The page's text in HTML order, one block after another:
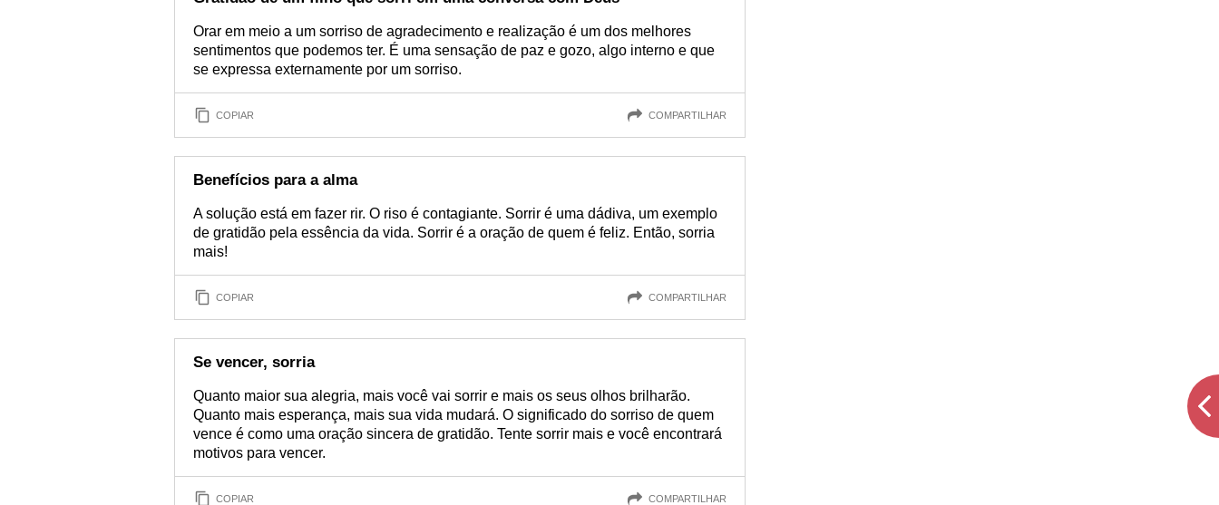
Orar em meio a um sorriso de agradecimento e realização é um dos melhores
sentimentos que podemos ter. É uma sensação de paz e gozo, algo interno e que
se expressa externamente por um sorriso.
COPIAR COMPARTILHAR
Benefícios para a alma
A solução está em fazer rir. O riso é contagiante. Sorrir é uma dádiva, um exemplo
de gratidão pela essência da vida. Sorrir é a oração de quem é feliz. Então, sorria
mais!
COPIAR COMPARTILHAR
Se vencer, sorria
Quanto maior sua alegria, mais você vai sorrir e mais os seus olhos brilharão.
Quanto mais esperança, mais sua vida mudará. O significado do sorriso de quem
vence é como uma oração sincera de gratidão. Tente sorrir mais e você encontrará
motivos para vencer.
COPIAR COMPARTILHAR